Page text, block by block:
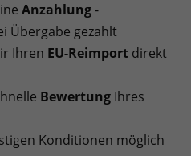
Anzahlung-
Übergabe gezahlt
Ihren EU-Reimport direkt
Bewertung Ihres
Konditionen möglich